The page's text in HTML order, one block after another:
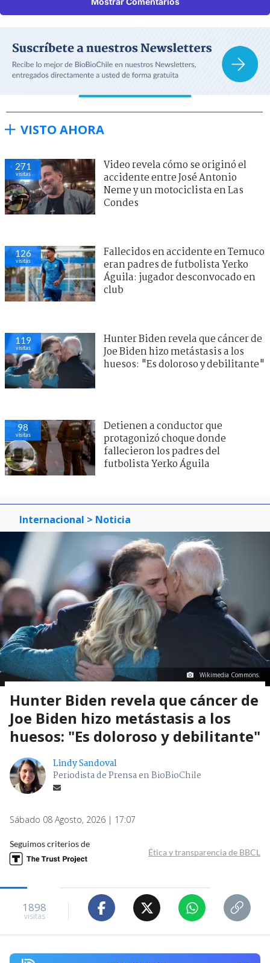
VISTO AHORA
271
visitas
Video revela cómo se originó el
accidente entre José Antonio
Neme y un motociclista en Las
Condes
126
visitas
Fallecidos en accidente en Temuco
eran padres de futbolista Yerko
Águila: jugador desconvocado en
club
119
visitas
Hunter Biden revela que cáncer de
Joe Biden hizo metástasis a los
huesos: "Es doloroso y debilitante"
98
visitas
Detienen a conductor que
protagonizó choque donde
fallecieron los padres del
futbolista Yerko Águila
Internacional > Noticia
Wikimedia Commons.
Hunter Biden revela que cáncer de
Joe Biden hizo metástasis a los
huesos: "Es doloroso y debilitante"
Lindy Sandoval
Periodista de Prensa en BioBioChile
Sábado 08 Agosto, 2026 | 17:07
Seguimos criterios de
Ética y transparencia de BBCL
1898
visitas